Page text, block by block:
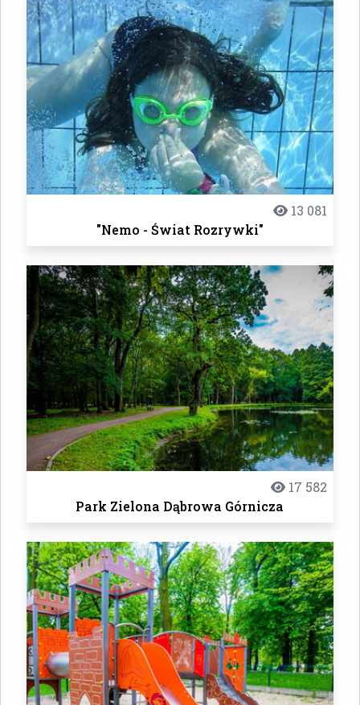
13 081
"Nemo - Świat Rozrywki"
17 582
Park Zielona Dąbrowa Górnicza